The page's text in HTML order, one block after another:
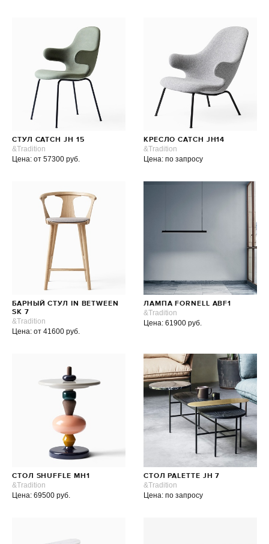
СТУЛ CATCH JH 15
&Tradition
Цена: от 57300 руб.
КРЕСЛО CATCH JH14
&Tradition
Цена: по запросу
БАРНЫЙ СТУЛ IN BETWEEN
SK 7
&Tradition
Цена: от 41600 руб.
ЛАМПА FORNELL ABF1
&Tradition
Цена: 61900 руб.
СТОЛ SHUFFLE MH1
&Tradition
Цена: 69500 руб.
СТОЛ PALETTE JH 7
&Tradition
Цена: по запросу